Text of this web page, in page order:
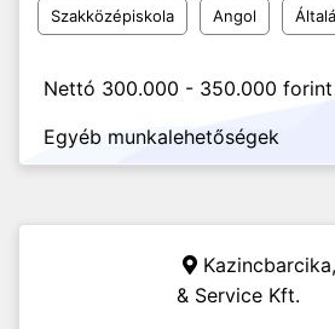
Szakközépiskola Angol
Nettó 300.000 - 350.000
Egyéb munkalehetőségek
Kazincbarcika,
& Service Kft.